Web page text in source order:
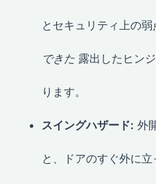
とセキュリティ上の弱
できた 露出したヒン
ります。
スイングハザード: 外
と、ドアのすぐ外に